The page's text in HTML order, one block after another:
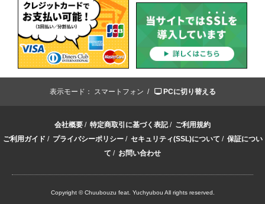
表示モード： スマートフォン / PCに切り替える
会社概要 / 特定商取引に基づく表記/ ご利用規約
ご利用ガイド / プライバシーポリシー/ セキュリティ(SSL)について / 保証につい
て / お問い合わせ
Copyright © Chuubouzu feat. Yuchyubou All rights reserved.